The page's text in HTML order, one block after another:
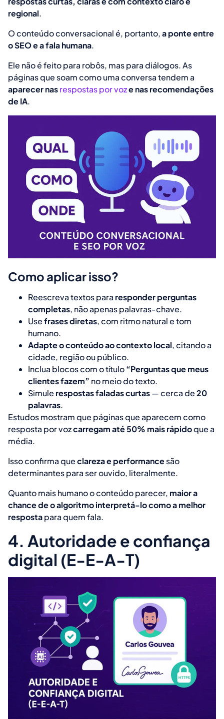
regional.
O conteúdo conversacional é, portanto,a ponte entre
o SEO e a fala humana.
Ele não é feito para robôs, mas para diálogos. As
páginas que soam como uma conversa tendem a
aparecer nasrespostas por voze nas recomendações
de IA.
Como aplicar isso?
Reescreva textos para responder perguntas
completas, não apenas palavras-chave.
Usefrases diretas, com ritmo natural e tom
humano.
Adapte o conteúdo ao contexto local, citando a
cidade, região ou público.
Inclua blocos com o título“Perguntas que meus
clientes fazem” no meio do texto.
Simule respostas faladas curtas— cerca de20
palavras.
Estudos mostram que páginas que aparecem como
resposta por vozcarregam até 50% mais rápidoque a
média.
Isso confirma queclareza e performancesão
determinantes para ser ouvido, literalmente.
Quanto mais humano o conteúdo parecer, maior a
chance de o algoritmo interpretá-lo como a melhor
respostapara quem fala.
4. Autoridade e confiança
digital (E-E-A-T)